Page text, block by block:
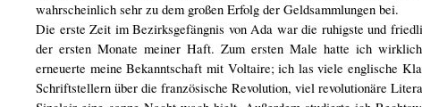
wahrscheinlich sehr zu dem großen Erfolg der Geldsammlungen bei.
Die erste Zeit im Bezirksgefängnis von Ada war die ruhigste und
der ersten Monate meiner Haft. Zum ersten Male hatte ich
erneuerte meine Bekanntschaft mit Voltaire; ich las viele englische
Schriftstellern über die französische Revolution, viel revolutionäre